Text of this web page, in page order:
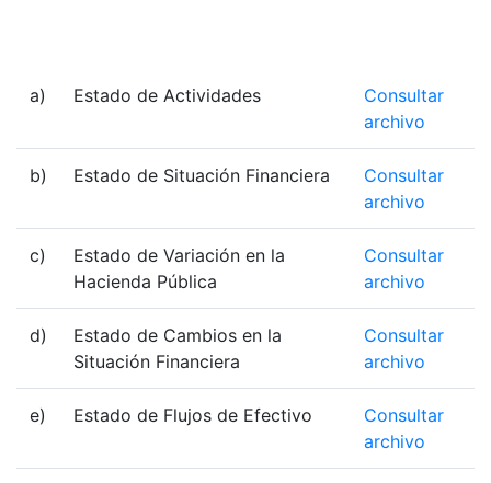
a) Estado de Actividades
Consultar
archivo
b) Estado de Situación Financiera
Consultar
archivo
c)
Estado de Variación en la
Hacienda Pública
Consultar
archivo
d)
Estado de Cambios en la
Situación Financiera
Consultar
archivo
e) Estado de Flujos de Efectivo
Consultar
archivo